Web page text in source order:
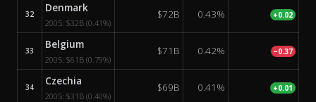
32 Denmark
2005: $32B (0.41%)
$72B 0.43% +0.02
33 Belgium
2005: $61B (0.79%)
$71B 0.42% −0.37
34 Czechia
2005: $31B (0.40%)
$69B 0.41% +0.01